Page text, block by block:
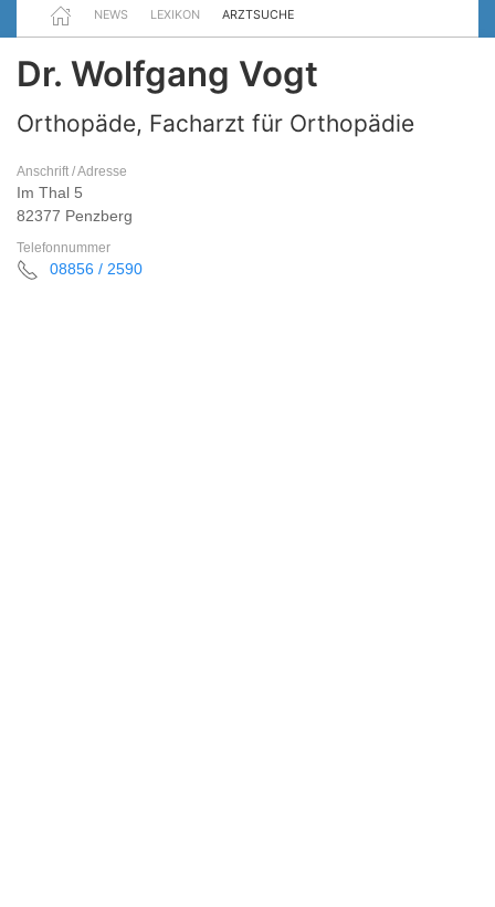
NEWS LEXIKON ARZTSUCHE
Dr. Wolfgang Vogt
Orthopäde, Facharzt für Orthopädie
Anschrift / Adresse
Im Thal 5
82377 Penzberg
Telefonnummer
08856 / 2590